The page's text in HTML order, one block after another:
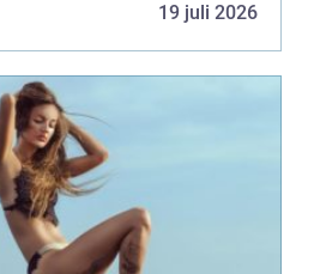
19 juli 2026